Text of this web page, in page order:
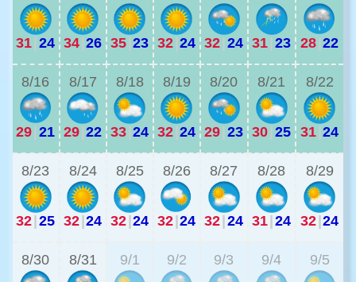
31|24 34|26 35|23 32|24 32|24 31|23 28|22
8/16
29|21
8/17
29|22
8/18
33|24
8/19
32|24
8/20
29|23
8/21
30|25
8/22
31|24
8/23
32|25
8/24
32|24
8/25
32|24
8/26
32|24
8/27
32|24
8/28
31|24
8/29
32|24
8/30 8/31 9/1 9/2 9/3 9/4 9/5